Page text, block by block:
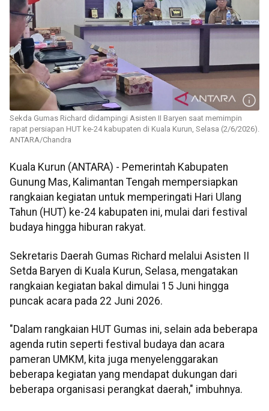
Sekda Gumas Richard didampingi Asisten II Baryen saat memimpin
rapat persiapan HUT ke-24 kabupaten di Kuala Kurun, Selasa (2/6/2026).
ANTARA/Chandra
Kuala Kurun (ANTARA) - Pemerintah Kabupaten
Gunung Mas, Kalimantan Tengah mempersiapkan
rangkaian kegiatan untuk memperingati Hari Ulang
Tahun (HUT) ke-24 kabupaten ini, mulai dari festival
budaya hingga hiburan rakyat.
Sekretaris Daerah Gumas Richard melalui Asisten II
Setda Baryen di Kuala Kurun, Selasa, mengatakan
rangkaian kegiatan bakal dimulai 15 Juni hingga
puncak acara pada 22 Juni 2026.
"Dalam rangkaian HUT Gumas ini, selain ada beberapa
agenda rutin seperti festival budaya dan acara
pameran UMKM, kita juga menyelenggarakan
beberapa kegiatan yang mendapat dukungan dari
beberapa organisasi perangkat daerah," imbuhnya.